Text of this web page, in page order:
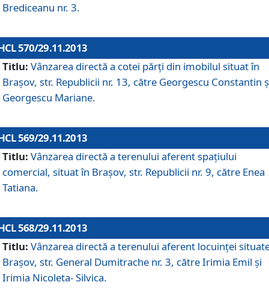
Brediceanu nr. 3.
570/29.11.2013
Titlu: Vânzarea directă a cotei părţi din imobilul situat în
Braşov, str. Republicii nr. 13, către Georgescu Constantin
Georgescu Mariane.
569/29.11.2013
Titlu: Vânzarea directă a terenului aferent spaţiului
comercial, situat în Braşov, str. Republicii nr. 9, către Enea
Tatiana.
568/29.11.2013
Titlu: Vânzarea directă a terenului aferent locuinţei
Braşov, str. General Dumitrache nr. 3, către Irimia Emil şi
Irimia Nicoleta- Silvica.